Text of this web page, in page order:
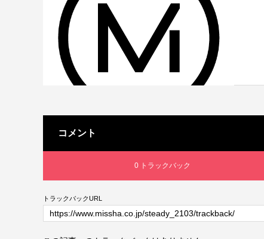
コメント
0 トラックバック
トラックバックURL